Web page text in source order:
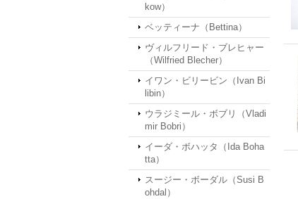
kow）
ベッティーナ（Bettina）
ヴィルフリード・ブレヒャー
（Wilfried Blecher）
イワン・ビリービン（Ivan Bi
libin）
ウラジミール・ボブリ（Vladi
mir Bobri）
イーダ・ボハッタ（Ida Boha
tta）
スージー・ボーダル（Susi B
ohdal）